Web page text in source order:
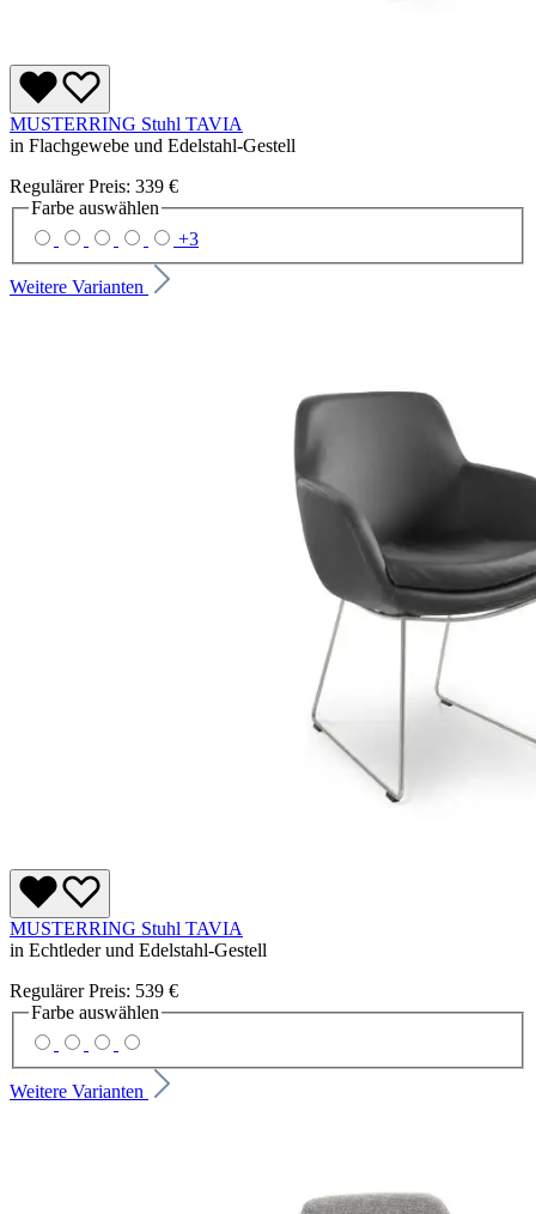
MUSTERRING Stuhl TAVIA
in Flachgewebe und Edelstahl-Gestell
Regulärer Preis: 339 €
Farbe auswählen
+3
Weitere Varianten
MUSTERRING Stuhl TAVIA
in Echtleder und Edelstahl-Gestell
Regulärer Preis: 539 €
Farbe auswählen
Weitere Varianten